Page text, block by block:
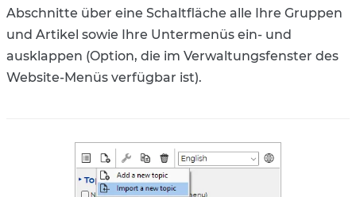
Abschnitte über eine Schaltfläche alle Ihre Gruppen
und Artikel sowie Ihre Untermenüs ein- und
ausklappen (Option, die im Verwaltungsfenster des
Website-Menüs verfügbar ist).